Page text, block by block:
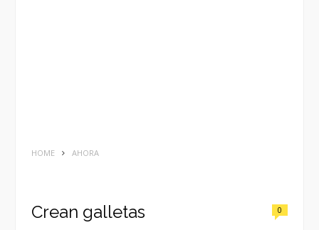
HOME AHORA
Crean galletas
0